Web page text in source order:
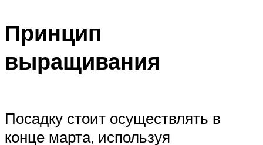
Принцип
выращивания
Посадку стоит осуществлять в
конце марта, используя